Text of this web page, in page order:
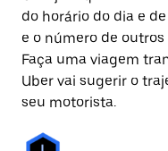
do horário do dia e
e o número de
Faça uma viagem
Uber vai sugerir o
seu motorista.